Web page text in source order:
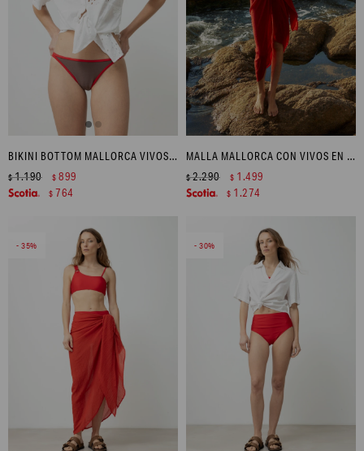
BIKINI BOTTOM MALLORCA VIVOS EN CONTRASTE - CHOCOLATE
$1.190 $ 899
$ 764
MALLA MALLORCA CON VIVOS EN CONTRASTE - ROJO
$2.290 $ 1.499
$ 1.274
35 30